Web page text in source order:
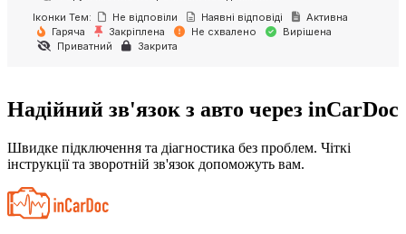
Іконки Тем:
Не відповіли Наявні відповіді
Активна
Гаряча
Закріплена Не схвалено
Вирішена
Приватний
Закрита
Надійний зв'язок з авто через inCarDoc
Швидке підключення та діагностика без проблем. Чіткі
інструкції та зворотній зв'язок допоможуть вам.